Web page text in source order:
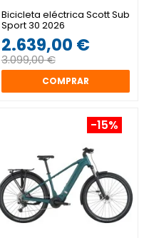
Bicicleta eléctrica Scott Sub
Sport 30 2026
2.639,00 €
3.099,00 €
COMPRAR
-15%